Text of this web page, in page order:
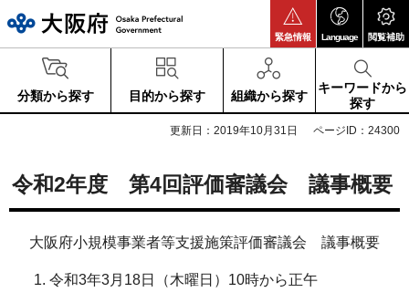
緊急情報 Language 閲覧補助
分類から探す 目的から探す 組織から探す
キーワードから
探す
更新日：2019年10月31日 ページID：24300
令和2年度 第4回評価審議会 議事概要
大阪府小規模事業者等支援施策評価審議会 議事概要
令和3年3月18日（木曜日）10時から正午